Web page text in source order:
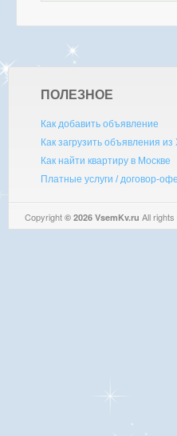
ПОЛЕЗНОЕ
Как добавить объявление
Как загрузить объявления из
Как найти квартиру в Москве
Платные услуги / договор-
Copyright © 2026 VsemKv.ru All